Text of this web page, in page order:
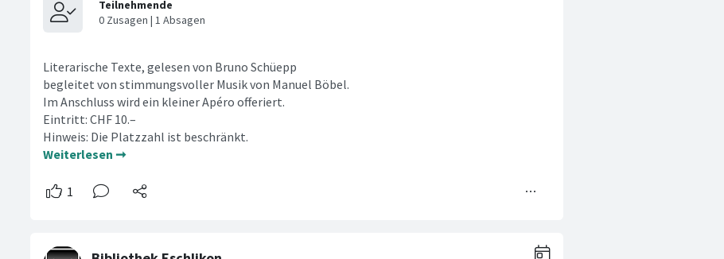
Literarische Texte, gelesen von Bruno Schüepp
begleitet von stimmungsvoller Musik von Manuel Böbel.
Im Anschluss wird ein kleiner Apéro offeriert.
Eintritt: CHF 10.–
Hinweis: Die Platzzahl ist beschränkt.
Weiterlesen ➞